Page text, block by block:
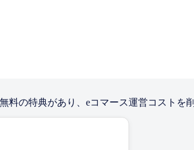
料の特典があり、eコマース運営コストを